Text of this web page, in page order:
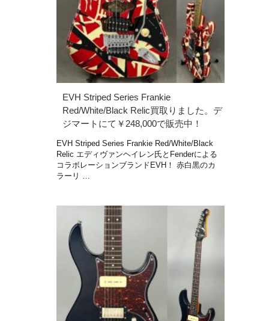
EVH Striped Series Frankie
Red/White/Black Relic買取りました。デ
ジマートにて￥248,000で販売中！
EVH Striped Series Frankie Red/White/Black
Relic エディヴァンヘイレン氏とFenderによる
コラボレーションブランドEVH！ 赤白黒のカ
ラーリ …